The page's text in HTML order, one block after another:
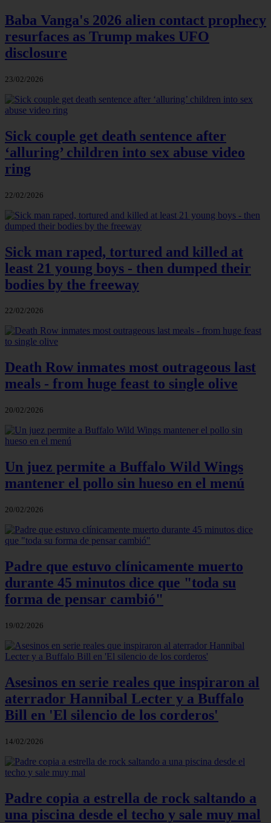
Baba Vanga's 2026 alien contact prophecy
resurfaces as Trump makes UFO
disclosure
23/02/2026
Sick couple get death sentence after
‘alluring’ children into sex abuse video
ring
22/02/2026
Sick man raped, tortured and killed at
least 21 young boys - then dumped their
bodies by the freeway
22/02/2026
Death Row inmates most outrageous last
meals - from huge feast to single olive
20/02/2026
Un juez permite a Buffalo Wild Wings
mantener el pollo sin hueso en el menú
20/02/2026
Padre que estuvo clínicamente muerto
durante 45 minutos dice que "toda su
forma de pensar cambió"
19/02/2026
Asesinos en serie reales que inspiraron al
aterrador Hannibal Lecter y a Buffalo
Bill en 'El silencio de los corderos'
14/02/2026
Padre copia a estrella de rock saltando a
una piscina desde el techo y sale muy mal